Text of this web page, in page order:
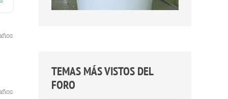
TEMAS MÁS VISTOS DEL
FORO